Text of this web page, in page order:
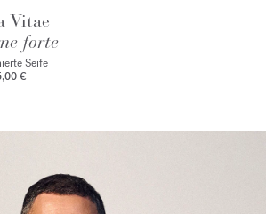
Vitae
forte
Seife
€